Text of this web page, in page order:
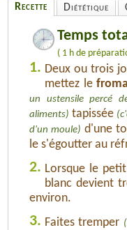
Recette Diététique
Temps
( 1 h de
1. Deux ou trois
mettez le
un ustensile percé
aliments) tapissée
d'un moule) d'une
le s'égoutter au
2. Lorsque le
blanc devient
environ.
3. Faites tremper